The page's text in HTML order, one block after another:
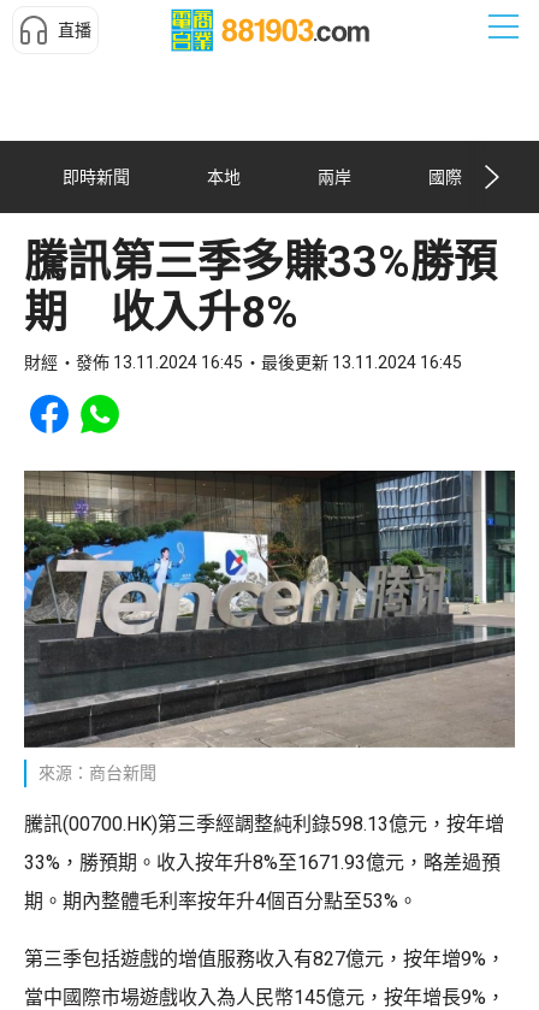
直播
即時新聞 本地 兩岸 國際
騰訊第三季多賺33%勝預
期 收入升8%
財經 發佈 13.11.2024 16:45 最後更新 13.11.2024 16:45
Share to Facebook
Share to WhatsApp
來源：商台新聞
騰訊(00700.HK)第三季經調整純利錄598.13億元，按年增
33%，勝預期。收入按年升8%至1671.93億元，略差過預
期。期內整體毛利率按年升4個百分點至53%。
第三季包括遊戲的增值服務收入有827億元，按年增9%，
當中國際市場遊戲收入為人民幣145億元，按年增長9%，